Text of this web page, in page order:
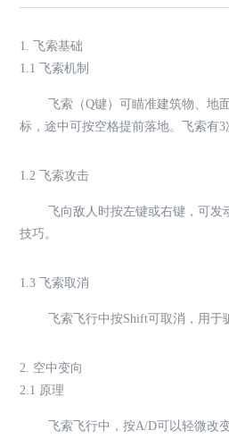
1. 飞索基础
1.1 飞索机制
飞索（Q键）可瞄准建筑物、地
标，途中可按空格提前落地。飞索有3
1.2 飞索攻击
飞向敌人时按左键或右键，可
技巧。
1.3 飞索取消
飞索飞行中按Shift可取消，用于
2. 空中变向
2.1 原理
飞索飞行中，按A/D可以轻微改